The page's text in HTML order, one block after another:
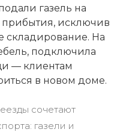
газель на
прибытия, исключив
складирование. На
подключила
— клиентам
в новом доме.
сочетают
газели и